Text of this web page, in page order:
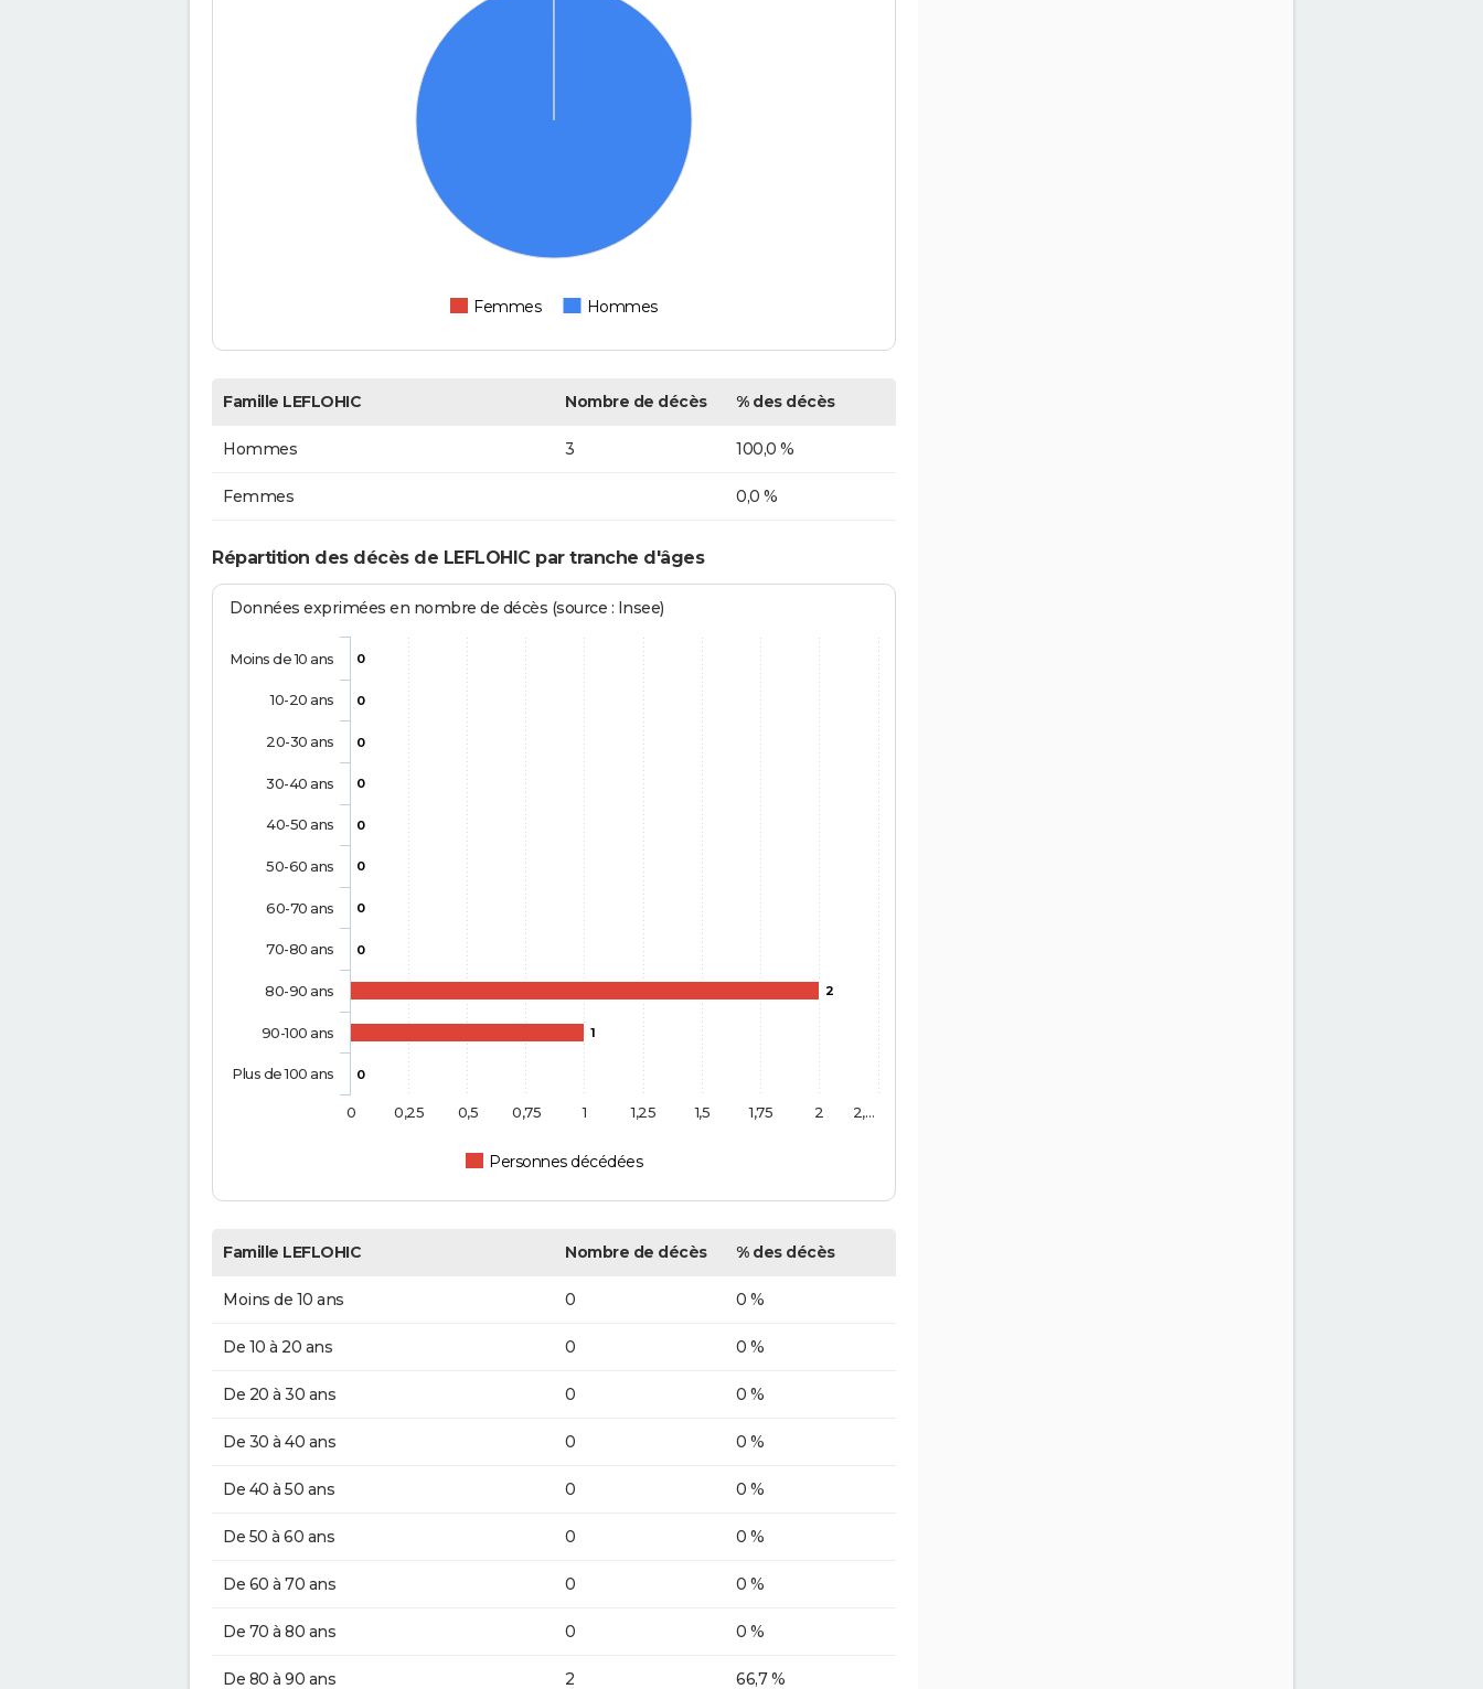
Femmes Hommes
Famille LEFLOHIC Nombre de décès % des décès
Hommes 3 100,0 %
Femmes 0,0 %
Répartition des décès de LEFLOHIC par tranche d'âges
Données exprimées en nombre de décès (source : Insee)
0
0
0
0
0
0
0
0
2
1
0
Personnes décédées
Moins de 10 ans
10-20 ans
20-30 ans
30-40 ans
40-50 ans
50-60 ans
60-70 ans
70-80 ans
80-90 ans
90-100 ans
Plus de 100 ans
0 0,25 0,5 0,75 1 1,25 1,5 1,75 2 2,…
Famille LEFLOHIC Nombre de décès % des décès
Moins de 10 ans 0 0 %
De 10 à 20 ans 0 0 %
De 20 à 30 ans 0 0 %
De 30 à 40 ans 0 0 %
De 40 à 50 ans 0 0 %
De 50 à 60 ans 0 0 %
De 60 à 70 ans 0 0 %
De 70 à 80 ans 0 0 %
De 80 à 90 ans 2 66,7 %